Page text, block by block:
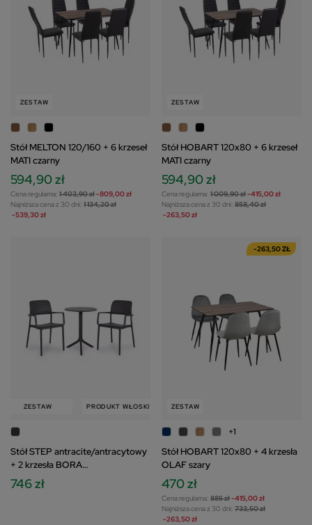
ZESTAW
Stół MELTON 120/160 + 6 krzeseł
MATI czarny
594,90 zł
Cena regularna: 1 403,90 zł-809,00 zł
Najniższa cena z 30 dni: 1 134,20 zł
-539,30 zł
ZESTAW
Stół HOBART 120x80 + 6 krzeseł
MATI czarny
594,90 zł
Cena regularna: 1 009,90 zł-415,00 zł
Najniższa cena z 30 dni: 858,40 zł
-263,50 zł
ZESTAW PRODUKT WŁOSKI ZESTAW
Stół STEP antracite/antracytowy
+ 2 krzesła BORA
antracite/antracytowy
746 zł
-263,50 ZŁ
ZESTAW
+1
Stół HOBART 120x80 + 4 krzesła
OLAF szary
470 zł
Cena regularna: 885 zł-415,00 zł
Najniższa cena z 30 dni: 733,50 zł
-263,50 zł